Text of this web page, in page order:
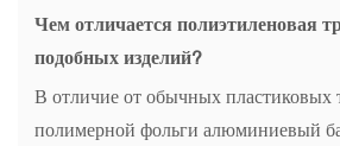
Чем отличается полиэтиленовая
подобных изделий?
В отличие от обычных пластиковых
полимерной фольги алюминиевый